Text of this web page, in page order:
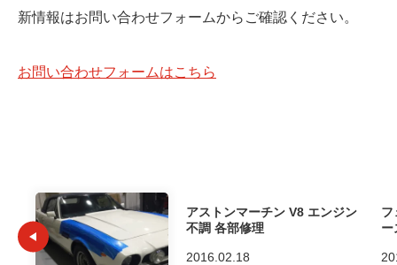
新情報はお問い合わせフォームからご確認ください。
お問い合わせフォームはこちら
アストンマーチン V8 エンジン
不調 各部修理
2016.02.18